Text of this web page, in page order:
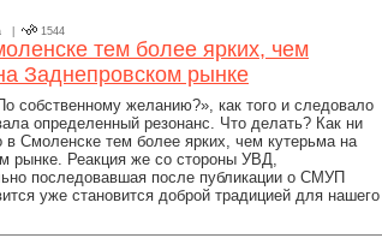
| 1544
тем более ярких, чем
Заднепровском рынке
собственному желанию?», как того и следовало
определенный резонанс. Что делать? Как ни
Смоленске тем более ярких, чем кутерьма на
рынке. Реакция же со стороны УВД,
последовавшая после публикации о СМУП
уже становится доброй традицией для нашего